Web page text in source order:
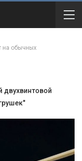
на обычных
двухвинтовой